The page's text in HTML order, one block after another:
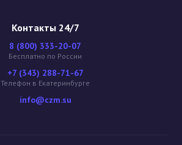
Контакты 24/7
8 (800) 333-20-07
Бесплатно по России
+7 (343) 288-71-67
Телефон в Екатеринбурге
info@czm.su